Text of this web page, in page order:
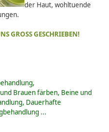
der Haut, wohltuende
GROSS GESCHRIEBEN!
Brauen färben, Beine und
Dauerhafte
...